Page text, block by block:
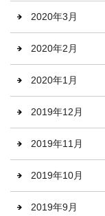
2020年3月
2020年2月
2020年1月
2019年12月
2019年11月
2019年10月
2019年9月